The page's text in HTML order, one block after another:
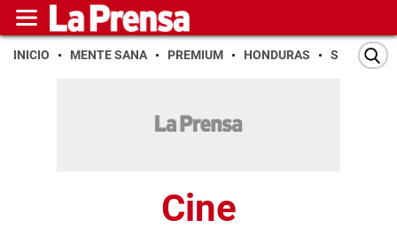
INICIO MENTE SANA PREMIUM HONDURAS SAN PEDRO
Cine